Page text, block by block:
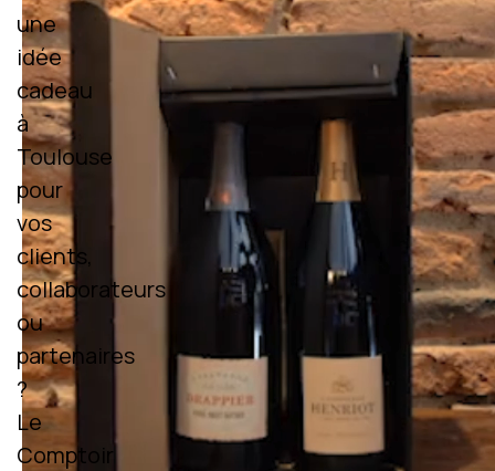
une
idée
cadeau
à
Toulouse
pour
vos
clients,
collaborateurs
ou
partenaires
?
Le
Comptoir